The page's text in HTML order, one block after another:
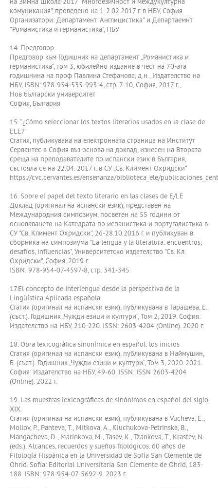
на Зимна Школа 2017 "Многоезичност и междукултурна
комуникация", проведено на 1-2.02.2017 г. в НБУ, София
Организатори: Департамент "Англицистика" и Департаемнт
"Романистика и германистика", НБУ
14. Предговор
Предговор към Годишник на департамент „Романистика и
германистика“, том 3, юбилейно издание в чест на 70-ата
годишнина на проф Павлина Стефанова, д.н., Издателство на
НБУ, ISBN: 978-954-535-993-4, стр. 7-10, София, 2017 г.,
Нов български университет
София, България
15. “¿Cómo seleccionar los textos literarios usados en la clase de
ELE?”
Статия, публикувана на електронната страница на Институт
Сервантес в София въз основа на доклад, изнесен на Втората
среща на преподавателите по испански език в България,
състояла се на 22.04. 2017 г. в СУ „Св. Климент Охридски“
https://cvc.cervantes.es/ensenanza/biblioteca_ele/
16. Sobre el papel del texto literario en las clases de E/LE
Доклад (оригинал на испански език), представен на
Международния симпозиум, посветен на 55 години от
основаването на Катедрата по испанистика и португалистика в
СУ "Св. Климент Охридски", 26-28.10.2016 г. и публикуван в
сборника на симпозиума "La lengua y la literatura: еncuentros,
desafíos, influencias", Университетско издателство "Св. Кл.
Охридски", София, 2019 г.
ISBN: 978-954-07-4597-8, стр. 341-345.
17.El concepto de Interlengua desde la perspectiva de la
Lingüística Aplicada española
Статия (оригинал на испански език), публикувана в Тарашева, Е.
(съст.). Годишник „Чужди езици и култури“, Том 2, 2019. София:
Издателство на НБУ, 210-220. ISSN: 2603-4204 (Online). 2020 г.
18. Obra lexicográfica sinonímica en español: los inicios
Статия (оригинал на испански език), публикувана в Наймушин,
Б. (съст.). Годишник „Чужди езици и култури“, Том 3, 2020-2021.
София: Издателство на НБУ, 49-60. ISSN: ISSN 2603-4204
(Online). 2022 г.
19. Las muestras lexicográficas de sinónimos en español del siglo
XIX.
Статия (оригинал на испански език), публикувана в Vucheva, E.,
Mollov, P., Panteva, T., Mitkova, A., Kiuchukova-Petrinska, B.,
Mangacheva, D., Marinkova, M., Tasev, K., Tzankova, T., Krastev, N.
(eds.). Alcances, recuerdos y sueños filológicos. 60 años de
Filología Hispánica en la Universidad de Sofía San Clemente de
Ohrid. Sofía: Editorial Universitaria San Clemente de Ohrid, 183-
188. ISBN: 978-954-07-5692-9. 2023 г.